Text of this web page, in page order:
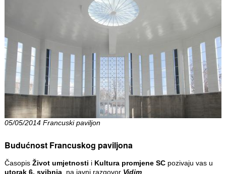
05/05/2014 Francuski paviljon
Budućnost Francuskog paviljona
Časopis Život umjetnosti i Kultura promjene SCpozivaju vas u
utorak 6. svibnja, na javni razgovor Vidim